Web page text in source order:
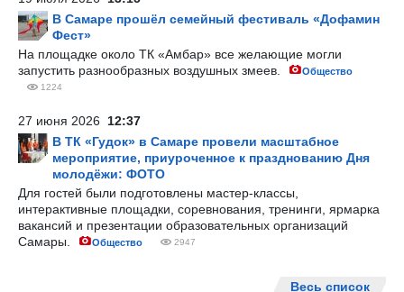
В Самаре прошёл семейный фестиваль «Дофамин
Фест»
На площадке около ТК «Амбар» все желающие могли
запустить разнообразных воздушных змеев.
Общество
1224
27 июня 2026 12:37
В ТК «Гудок» в Самаре провели масштабное
мероприятие, приуроченное к празднованию Дня
молодёжи: ФОТО
Для гостей были подготовлены мастер-классы,
интерактивные площадки, соревнования, тренинги, ярмарка
вакансий и презентации образовательных организаций
Самары.
Общество 2947
Весь список